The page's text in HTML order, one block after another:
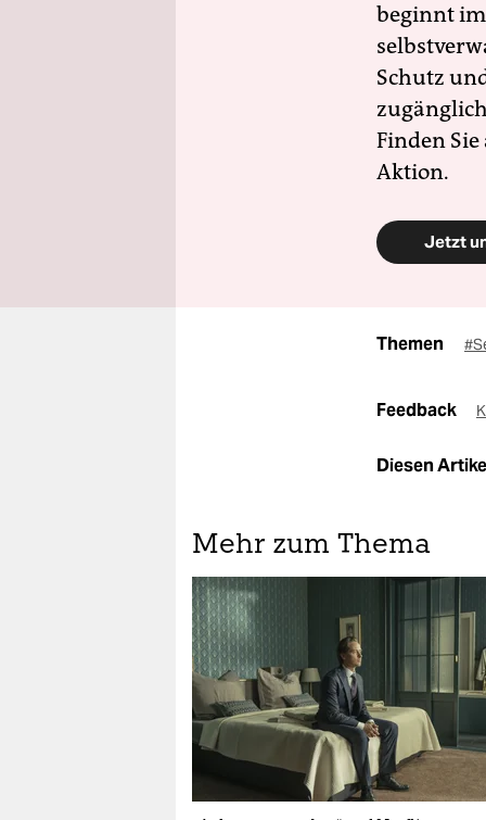
beginnt
Schutz
Finden
Aktion.
Jetzt
Themen
Feedback
Diesen
Mehr zum Thema